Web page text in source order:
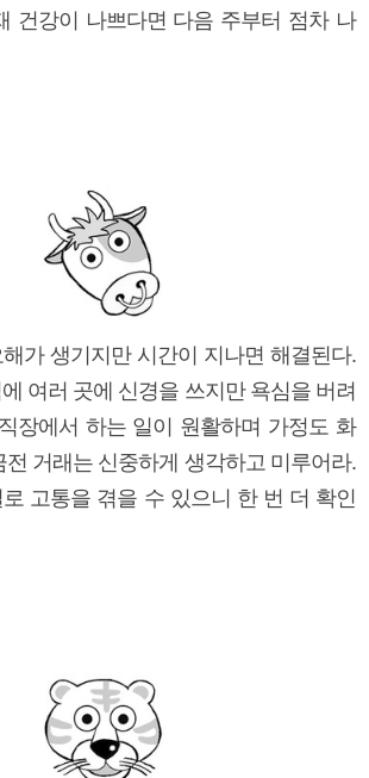
건강이 나쁘다면 다음 주부터 점차 나
가 생기지만 시간이 지나면 해결된다.
여러 곳에 신경을 쓰지만 욕심을 버려
장에서 하는 일이 원활하며 가정도 화
전 거래는 신중하게 생각하고 미루어라.
고통을 겪을 수 있으니 한 번 더 확인